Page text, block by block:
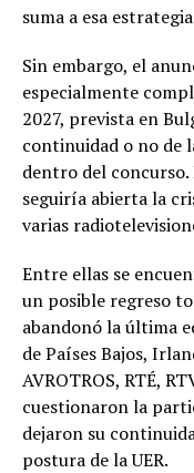
suma a esa
Sin embargo, el
especialmente
2027, prevista en
continuidad o no de
dentro del concurso.
seguiría abierta la
varias
Entre ellas se
un posible regreso
abandonó la última
de Países Bajos,
AVROTROS, RTÉ,
cuestionaron la
dejaron su
postura de la UER.